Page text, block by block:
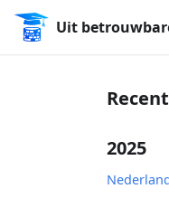
Uit
2025